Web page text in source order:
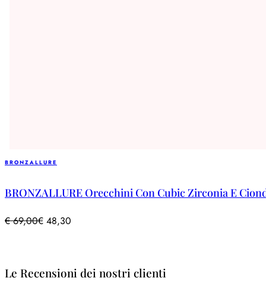
BRONZALLURE
BRONZALLURE Orecchini Con Cubic Zirconia E
€69,00€ 48,30
Le Recensioni dei nostri clienti